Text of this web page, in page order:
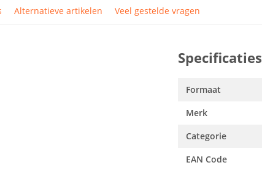
Alternatieve artikelen Veel gestelde vragen
Specificaties
Formaat
Merk
Categorie
EAN Code